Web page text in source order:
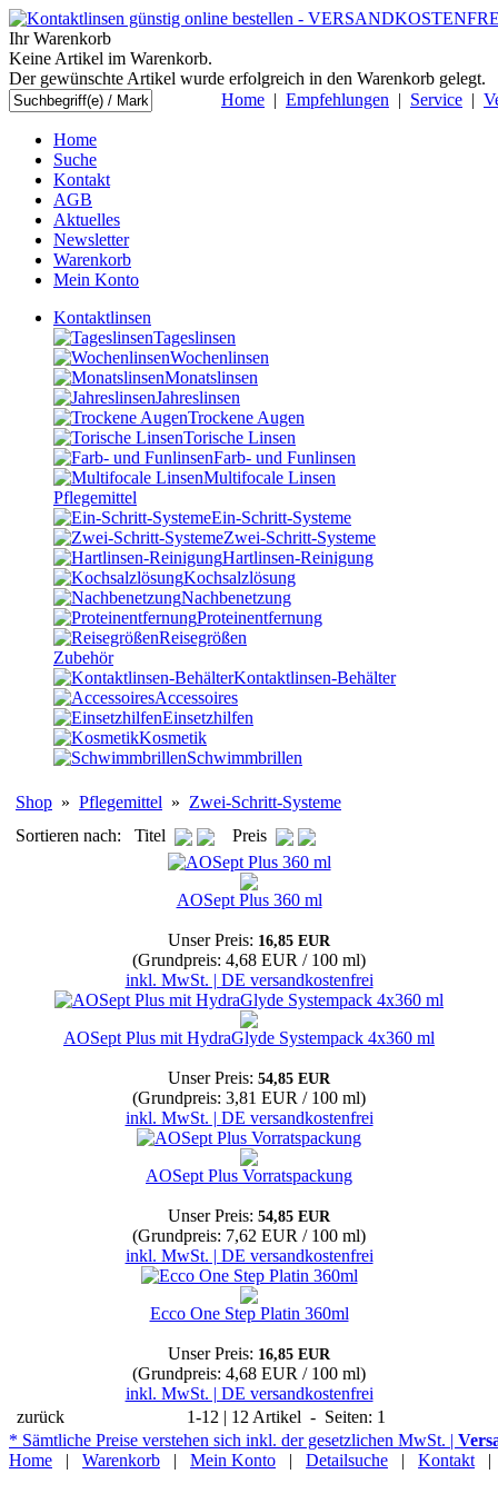
Ihr Warenkorb
Keine Artikel im Warenkorb.
Der gewünschte Artikel wurde erfolgreich in den Warenkorb gelegt.
Home | Empfehlungen | Service |
Home
Suche
Kontakt
AGB
Aktuelles
Newsletter
Warenkorb
Mein Konto
Kontaktlinsen
Tageslinsen
Wochenlinsen
Monatslinsen
Jahreslinsen
Trockene Augen
Torische Linsen
Farb- und Funlinsen
Multifocale Linsen
Pflegemittel
Ein-Schritt-Systeme
Zwei-Schritt-Systeme
Hartlinsen-Reinigung
Kochsalzlösung
Nachbenetzung
Proteinentfernung
Reisegrößen
Zubehör
Kontaktlinsen-Behälter
Accessoires
Einsetzhilfen
Kosmetik
Schwimmbrillen
Shop » Pflegemittel » Zwei-Schritt-Systeme
Sortieren nach: Titel
Preis
AOSept Plus 360 ml
Unser Preis: 16,85 EUR
(Grundpreis: 4,68 EUR / 100 ml)
inkl. MwSt. | DE versandkostenfrei
AOSept Plus mit HydraGlyde Systempack 4x360 ml
Unser Preis: 54,85 EUR
(Grundpreis: 3,81 EUR / 100 ml)
inkl. MwSt. | DE versandkostenfrei
AOSept Plus Vorratspackung
Unser Preis: 54,85 EUR
(Grundpreis: 7,62 EUR / 100 ml)
inkl. MwSt. | DE versandkostenfrei
Ecco One Step Platin 360ml
Unser Preis: 16,85 EUR
(Grundpreis: 4,68 EUR / 100 ml)
inkl. MwSt. | DE versandkostenfrei
zurück
1-12 | 12 Artikel - Seiten: 1
* Sämtliche Preise verstehen sich inkl. der gesetzlichen MwSt. |
Home | Warenkorb | Mein Konto | Detailsuche | Kontakt